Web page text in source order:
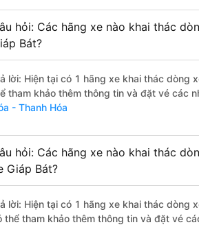
hỏi: Các hãng xe nào khai thác
Bát?
lời: Hiện tại có 1 hãng xe khai thác dòng
tham khảo thêm thông tin và đặt vé các
- Thanh Hóa
hỏi: Các hãng xe nào khai thác
Giáp Bát?
lời: Hiện tại có 1 hãng xe khai thác dòng
thể tham khảo thêm thông tin và đặt vé